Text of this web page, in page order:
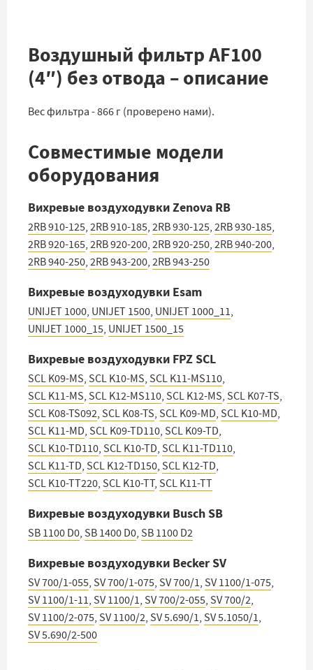
Воздушный фильтр AF100
(4″) без отвода – описание
Вес фильтра - 866 г (проверено нами).
Совместимые модели
оборудования
Вихревые воздуходувки Zenova RB
2RB 910-125, 2RB 910-185, 2RB 930-125, 2RB 930-185,
2RB 920-165, 2RB 920-200, 2RB 920-250, 2RB 940-200,
2RB 940-250, 2RB 943-200, 2RB 943-250
Вихревые воздуходувки Esam
UNIJET 1000, UNIJET 1500, UNIJET 1000_11,
UNIJET 1000_15, UNIJET 1500_15
Вихревые воздуходувки FPZ SCL
SCL K09-MS, SCL K10-MS, SCL K11-MS110,
SCL K11-MS, SCL K12-MS110, SCL K12-MS, SCL K07-TS,
SCL K08-TS092, SCL K08-TS, SCL K09-MD, SCL K10-MD,
SCL K11-MD, SCL K09-TD110, SCL K09-TD,
SCL K10-TD110, SCL K10-TD, SCL K11-TD110,
SCL K11-TD, SCL K12-TD150, SCL K12-TD,
SCL K10-TT220, SCL K10-TT, SCL K11-TT
Вихревые воздуходувки Busch SB
SB 1100 D0, SB 1400 D0, SB 1100 D2
Вихревые воздуходувки Becker SV
SV 700/1-055, SV 700/1-075, SV 700/1, SV 1100/1-075,
SV 1100/1-11, SV 1100/1, SV 700/2-055, SV 700/2,
SV 1100/2-075, SV 1100/2, SV 5.690/1, SV 5.1050/1,
SV 5.690/2-500